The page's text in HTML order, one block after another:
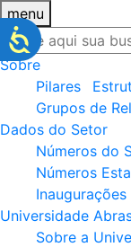
menu
Sobre
Pilares
Grupos de
Dados do Setor
Números do
Números
Inaugurações
Universidade
Sobre a